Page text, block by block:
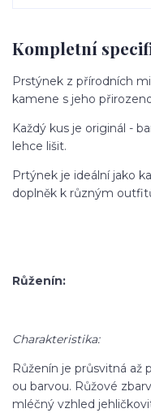
Kompletní
Prstýnek z přírodních
kamene s jeho
Každý kus je originál -
lehce lišit.
Prtýnek je ideální jako
doplněk k různým
Růženín:
Charakteristika:
Růženín je průsvitná až
ou barvou. Růžové
mléčný vzhled